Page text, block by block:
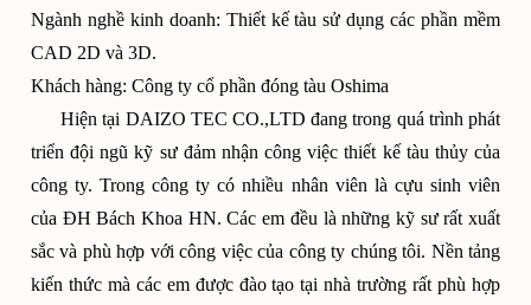
Ngành nghề kinh doanh: Thiết kế tàu sử dụng các phần mềm
CAD 2D và 3D.
Khách hàng: Công ty cổ phần đóng tàu Oshima
Hiện tại DAIZO TEC CO.,LTD đang trong quá trình phát
triển đội ngũ kỹ sư đảm nhận công việc thiết kế tàu thủy của
công ty. Trong công ty có nhiều nhân viên là cựu sinh viên
của ĐH Bách Khoa HN. Các em đều là những kỹ sư rất xuất
sắc và phù hợp với công việc của công ty chúng tôi. Nền tảng
kiến thức mà các em được đào tạo tại nhà trường rất phù hợp